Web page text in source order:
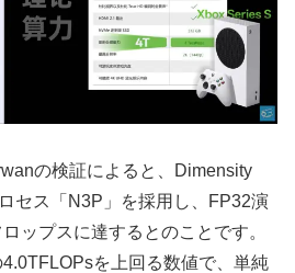
の検証によると、Dimensity
セス「N3P」を採用し、FP32演
ップスに達するとのことです。
を上回る数値で、単純